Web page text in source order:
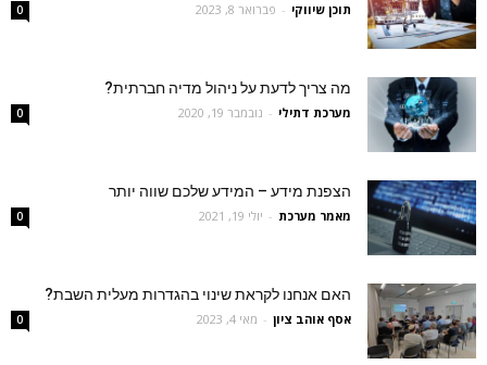
תוכן שיווקי - פברואר 8, 2023 0
מה צריך לדעת על ניהול מדיה חברתית?
מערכת דתילי - נובמבר 19, 2020 0
הצפנת מידע – המידע שלכם שווה יותר
מאמר מערכת - יולי 19, 2021 0
האם אנחנו לקראת שינוי בהגדרות מעלית השבת?
אסף אוהב ציון - מאי 4, 2023 0